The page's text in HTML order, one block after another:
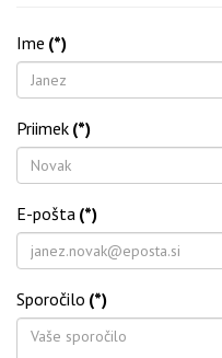
Ime (*)
Priimek (*)
E-pošta (*)
Sporočilo (*)